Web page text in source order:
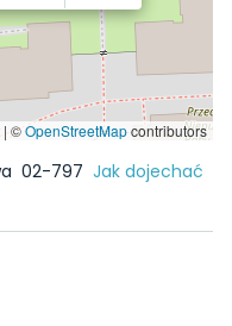
| ©OpenStreetMapcontributors
02-797 Jak dojechać